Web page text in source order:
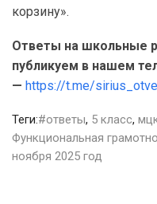
корзину».
Ответы на школьные
публикуем в нашем
— https://t.me/
Теги:#ответы, 5 класс,
Функциональная
ноября 2025 год